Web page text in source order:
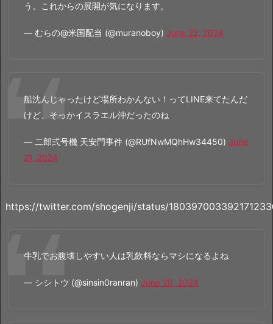
う。これからの展開が気になります。
— むらの@米国配当 (@muranoboy) June 22, 2024
船沈んじゃったけど場所わかんない！ってLINE来てたんだ
けど、そっかイスラエル沖だったのね
— 二郎弍号機 天安門事件 (@RUfNwMQhHw34450) June
21, 2024
https://twitter.com/shogenji/status/
牛乳でお腹壊しやすい人は乳飲料ならマシになるよね
— シシトウ (@sinsin0ranran) June 20, 2024